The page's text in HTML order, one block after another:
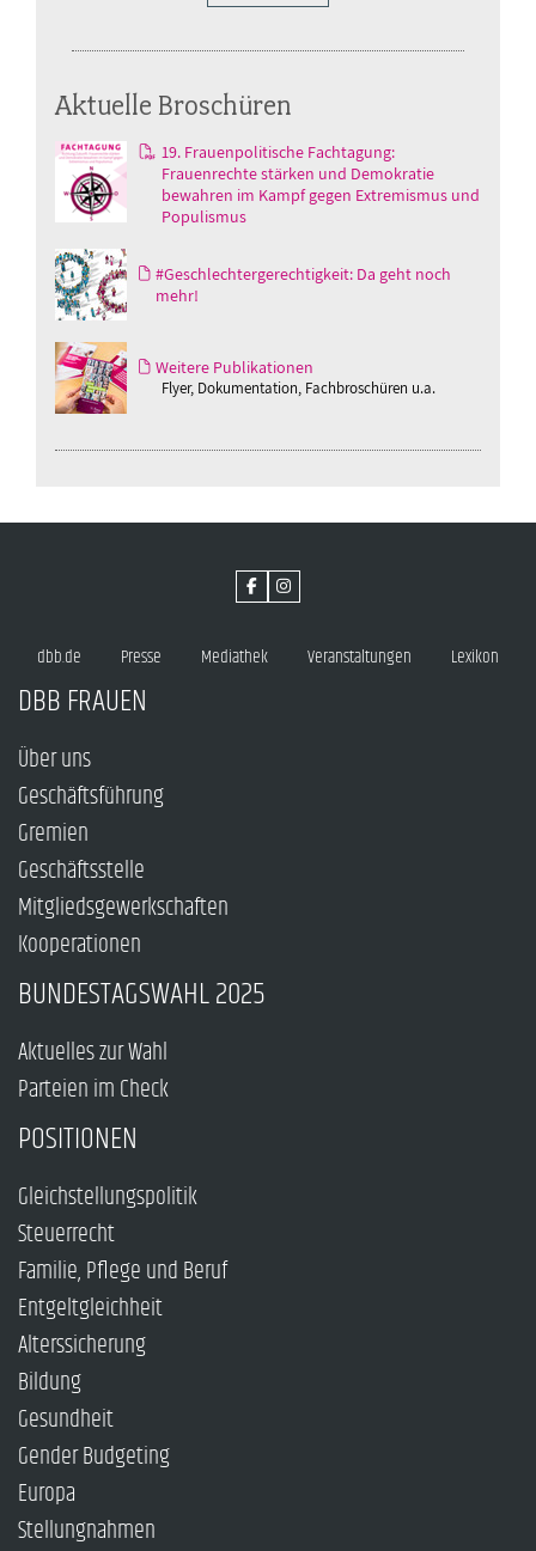
Aktuelle Broschüren
19. Frauenpolitische Fachtagung:
Frauenrechte stärken und Demokratie
bewahren im Kampf gegen Extremismus und
Populismus
#Geschlechtergerechtigkeit: Da geht noch
mehr!
Weitere Publikationen
Flyer, Dokumentation, Fachbroschüren u.a.
dbb.de Presse Mediathek Veranstaltungen Lexikon
DBB FRAUEN
Über uns
Geschäftsführung
Gremien
Geschäftsstelle
Mitgliedsgewerkschaften
Kooperationen
BUNDESTAGSWAHL 2025
Aktuelles zur Wahl
Parteien im Check
POSITIONEN
Gleichstellungspolitik
Steuerrecht
Familie, Pflege und Beruf
Entgeltgleichheit
Alterssicherung
Bildung
Gesundheit
Gender Budgeting
Europa
Stellungnahmen